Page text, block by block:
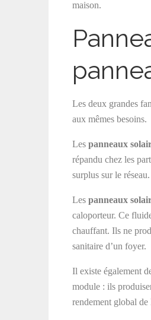
maison.
Les deux grandes
aux mêmes besoins.
Les panneaux
répandu chez les
surplus sur le réseau.
Les panneaux
caloporteur. Ce
chauffant. Ils ne
sanitaire d’un foyer.
Il existe également
module : ils
rendement global de